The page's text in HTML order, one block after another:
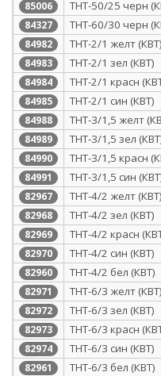
85006 ТНТ-50/25 черн
84327 ТНТ-60/30 черн
84982 ТНТ-2/1 желт (КВТ)
84983 ТНТ-2/1 зел (КВТ)
84984 ТНТ-2/1 красн
84985 ТНТ-2/1 син (КВТ)
84988 ТНТ-3/1,5 желт
84989 ТНТ-3/1,5 зел
84990 ТНТ-3/1,5 красн
84991 ТНТ-3/1,5 син
82967 ТНТ-4/2 желт (КВТ)
82968 ТНТ-4/2 зел (КВТ)
82969 ТНТ-4/2 красн
82970 ТНТ-4/2 син (КВТ)
82960 ТНТ-4/2 бел (КВТ)
82971 ТНТ-6/3 желт (КВТ)
82972 ТНТ-6/3 зел (КВТ)
82973 ТНТ-6/3 красн
82974 ТНТ-6/3 син (КВТ)
82961 ТНТ-6/3 бел (КВТ)